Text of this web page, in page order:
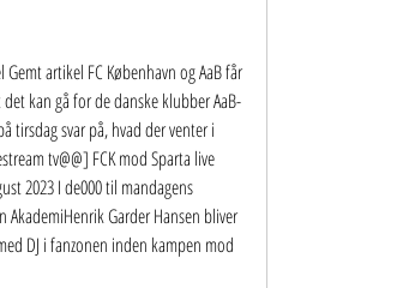
artikel FC København og AaB får
kan gå for de danske klubber AaB-
tirsdag svar på, hvad der venter i
tv@@] FCK mod Sparta live
2023 I de000 til mandagens
Garder Hansen bliver
DJ i fanzonen inden kampen mod